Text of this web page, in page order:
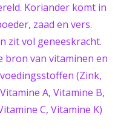
Koriander komt in
zaad en vers.
zit vol geneeskracht.
bron van vitaminen en
(Zink,
A, Vitamine B,
C, Vitamine K)